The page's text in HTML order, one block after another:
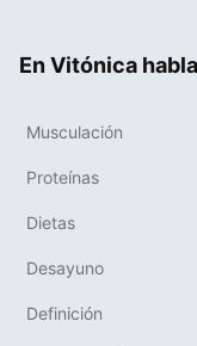
En Vitónica
Musculación
Proteínas
Dietas
Desayuno
Definición